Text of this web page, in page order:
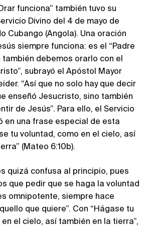
funciona” también tuvo su
Divino del 4 de mayo de
Cubango (Angola). Una oración
siempre funciona: es el “Padre
también debemos orarlo con el
subrayó el Apóstol Mayor
“Así que no solo hay que decir
enseñó Jesucristo, sino también
de Jesús”. Para ello, el Servicio
en una frase especial de esta
tu voluntad, como en el cielo, así
(Mateo 6:10b).
quizá confusa al principio, pues
que pedir que se haga la voluntad
omnipotente, siempre hace
que quiere”. Con “Hágase tu
el cielo, así también en la tierra”,